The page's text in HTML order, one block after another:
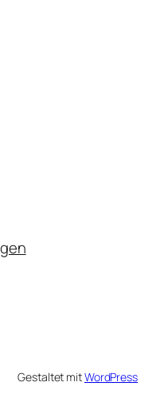
Gestaltet mitWordPress